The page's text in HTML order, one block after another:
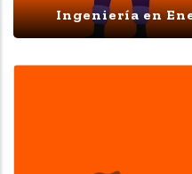
Ingeniería en